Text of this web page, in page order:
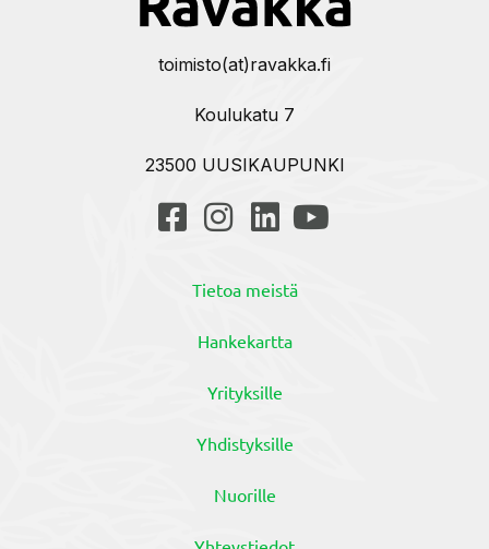
toimisto(at)ravakka.fi
Koulukatu 7
23500 UUSIKAUPUNKI
Tietoa meistä
Hankekartta
Yrityksille
Yhdistyksille
Nuorille